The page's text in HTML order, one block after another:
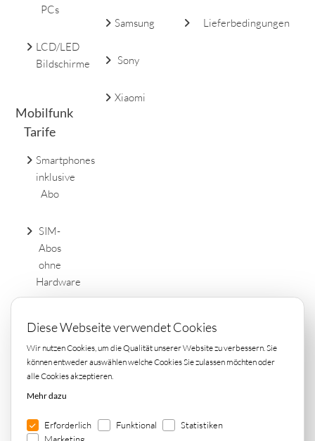
Diese Webseite verwendet Cookies
Wir nutzen Cookies, um die Qualität unserer Website zu verbessern. Sie
können entweder auswählen welche Cookies Sie zulassen möchten oder
alle Cookies akzeptieren.
Mehr dazu
Erforderlich Funktional
Statistiken
PCs
LCD/LED
Bildschirme
Mobilfunk
Tarife
Smartphones
inklusive
Abo
SIM-
Abos
ohne
Hardware
Tarife
einfach
online
Samsung
Sony
Xiaomi
Lieferbedingungen